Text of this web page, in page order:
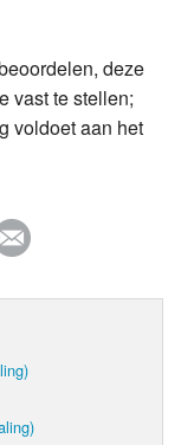
deze
vast te stellen;
voldoet aan het